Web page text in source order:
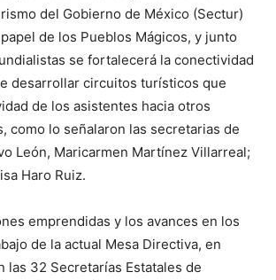
del Gobierno de México (Sectur)
de los Pueblos Mágicos, y junto
se fortalecerá la conectividad
desarrollar circuitos turísticos que
de los asistentes hacia otros
como lo señalaron las secretarias de
León, Maricarmen Martínez Villarreal;
Haro Ruiz.
emprendidas y los avances en los
de la actual Mesa Directiva, en
las 32 Secretarías Estatales de